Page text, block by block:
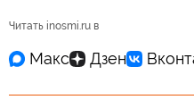
Читать inosmi.ru в